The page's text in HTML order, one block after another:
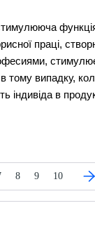
праці,
випадку,
індивіда в
8 9 10